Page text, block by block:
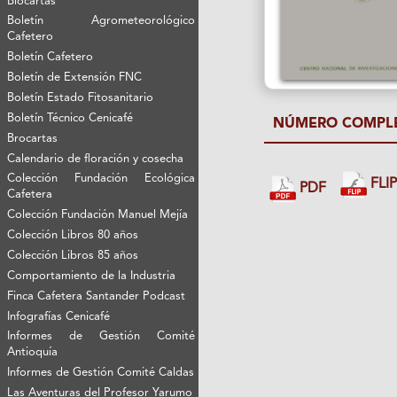
Boletín Agrometeorológico
Cafetero
Boletín Cafetero
Boletín de Extensión FNC
Boletín Estado Fitosanitario
Boletín Técnico Cenicafé
Brocartas
Calendario de floración y cosecha
Colección Fundación Ecológica
Cafetera
Colección Fundación Manuel Mejía
Colección Libros 80 años
Colección Libros 85 años
Comportamiento de la Industria
Finca Cafetera Santander Podcast
Infografías Cenicafé
Informes de Gestión Comité
Antioquía
Informes de Gestión Comité Caldas
Las Aventuras del Profesor Yarumo
NÚMERO
PDF FLIP